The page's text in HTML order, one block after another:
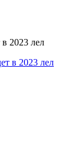
в 2023 лел